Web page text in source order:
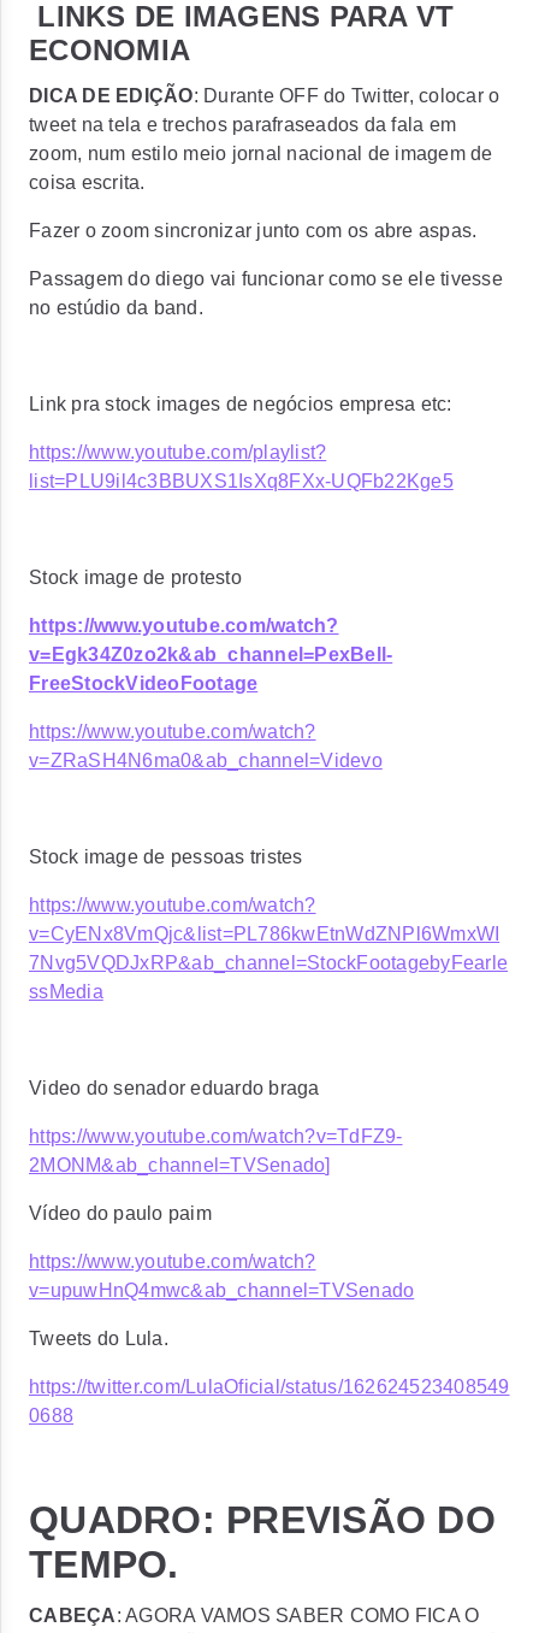
LINKS DE IMAGENS PARA VT
ECONOMIA
DICA DE EDIÇÃO: Durante OFF do Twitter, colocar o
tweet na tela e trechos parafraseados da fala em
zoom, num estilo meio jornal nacional de imagem de
coisa escrita.
Fazer o zoom sincronizar junto com os abre aspas.
Passagem do diego vai funcionar como se ele tivesse
no estúdio da band.
Link pra stock images de negócios empresa etc:
https://www.youtube.com/playlist?
list=PLU9il4c3BBUXS1IsXq8FXx-UQFb22Kge5
Stock image de protesto
https://www.youtube.com/watch?
v=Egk34Z0zo2k&ab_channel=PexBell-
FreeStockVideoFootage
https://www.youtube.com/watch?
v=ZRaSH4N6ma0&ab_channel=Videvo
Stock image de pessoas tristes
https://www.youtube.com/watch?
v=CyENx8VmQjc&list=PL786kwEtnWdZNPl6WmxWI
7Nvg5VQDJxRP&ab_channel=StockFootagebyFearle
ssMedia
Video do senador eduardo braga
https://www.youtube.com/watch?v=TdFZ9-
2MONM&ab_channel=TVSenado]
Vídeo do paulo paim
https://www.youtube.com/watch?
v=upuwHnQ4mwc&ab_channel=TVSenado
Tweets do Lula.
https://twitter.com/LulaOficial/status/162624523408549
0688
QUADRO: PREVISÃO DO
TEMPO.
CABEÇA: AGORA VAMOS SABER COMO FICA O